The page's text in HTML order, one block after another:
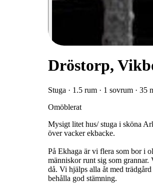
Dröstorp,
Stuga · 1.5 rum · 1 sovrum · 35
Omöblerat
Mysigt litet hus/ stuga i sköna
över vacker ekbacke.
På Ekhaga är vi flera som bor i
människor runt sig som grannar.
då. Vi hjälps alla åt med
behålla god stämning.